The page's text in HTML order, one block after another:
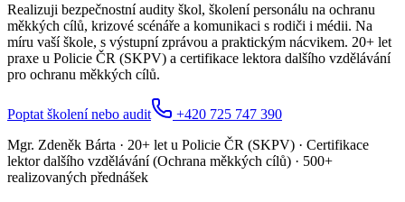
Realizuji bezpečnostní audity škol, školení personálu na ochranu
měkkých cílů, krizové scénáře a komunikaci s rodiči i médii. Na
míru vaší škole, s výstupní zprávou a praktickým nácvikem. 20+ let
praxe u Policie ČR (SKPV) a certifikace lektora dalšího vzdělávání
pro ochranu měkkých cílů.
Poptat školení nebo audit
+420 725 747 390
Mgr. Zdeněk Bárta · 20+ let u Policie ČR (SKPV) · Certifikace
lektor dalšího vzdělávání (Ochrana měkkých cílů) · 500+
realizovaných přednášek